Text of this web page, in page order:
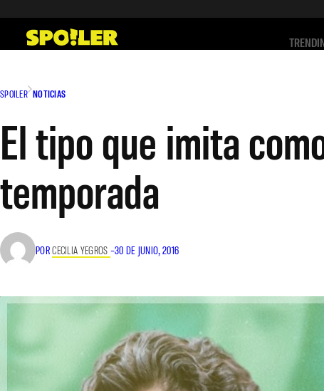
contenido
SPOILER NOTICIAS
El tipo que imita
temporada
PORCECILIA YEGROS –30 DE JUNIO, 2016